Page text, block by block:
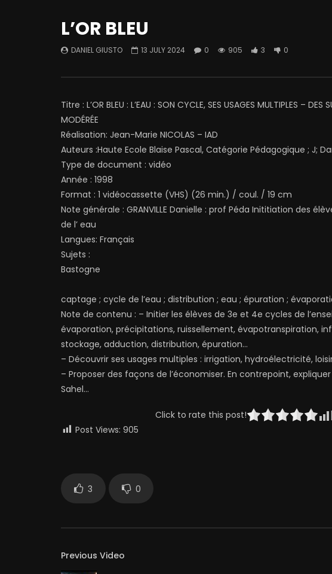
L’OR BLEU
DANIEL GIUSTO 13 JULY 2024 0 905 3 0
Titre : L’OR BLEU : L’EAU : SON CYCLE, SES USAGES MULTIPLES – DES
MODÉRÉE
Réalisation: Jean-Marie NICOLAS – IAD
Auteurs :Haute Ecole Blaise Pascal, Catégorie Pédagogique ; J;
Type de document : vidéo
Année : 1998
Format : 1 vidéocassette (VHS) (26 min.) / coul. / 19 cm
Note générale : GRANVILLE Danielle : prof Péda Inititiation des
de l’ eau
Langues: Français
Sujets :
Bastogne
captage ; cycle de l’eau ; distribution ; eau ; épuration ;
Note de contenu : – Initier les élèves de 3e et 4e cycles de
évaporation, précipitations, ruissellement, évapotranspiration,
stockage, adduction, distribution, épuration…
– Découvrir ses usages multiples : irrigation, hydroélectricité,
– Proposer des façons de l’économiser. En contrepoint,
Sahel…
Click to rate this post!
Post Views: 905
3 0
Previous Video